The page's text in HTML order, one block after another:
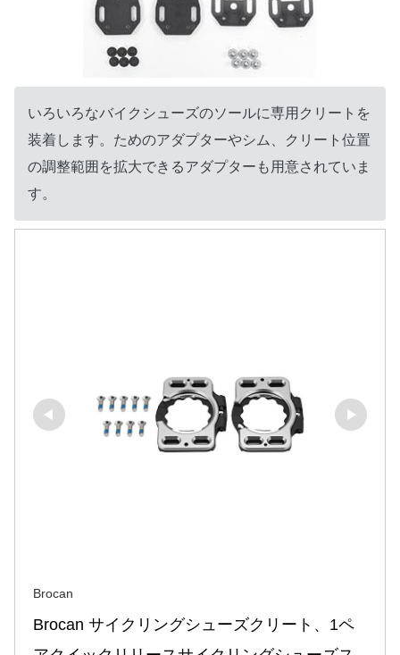
いろいろなバイクシューズのソールに専用クリートを
装着します。ためのアダプターやシム、クリート位置
の調整範囲を拡大できるアダプターも用意されていま
す。
Brocan
Brocan サイクリングシューズクリート、1ペ